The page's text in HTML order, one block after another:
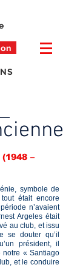
(1948 –
symbole de
était encore
n’avaient
Argeles était
au club, et issu
se douter qu’il
président, il
notre « Santiago
et le conduire